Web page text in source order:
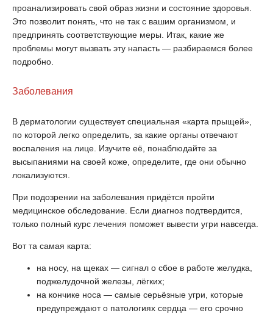
проанализировать свой образ жизни и состояние здоровья.
Это позволит понять, что не так с вашим организмом, и
предпринять соответствующие меры. Итак, какие же
проблемы могут вызвать эту напасть — разбираемся более
подробно.
Заболевания
В дерматологии существует специальная «карта прыщей»,
по которой легко определить, за какие органы отвечают
воспаления на лице. Изучите её, понаблюдайте за
высыпаниями на своей коже, определите, где они обычно
локализуются.
При подозрении на заболевания придётся пройти
медицинское обследование. Если диагноз подтвердится,
только полный курс лечения поможет вывести угри навсегда.
Вот та самая карта:
на носу, на щеках — сигнал о сбое в работе желудка,
поджелудочной железы, лёгких;
на кончике носа — самые серьёзные угри, которые
предупреждают о патологиях сердца — его срочно